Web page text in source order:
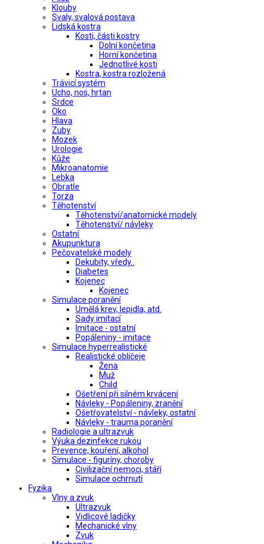
Klouby
Svaly, svalová postava
Lidská kostra
Kosti, části kostry
Dolní končetina
Horní končetina
Jednotlivé kosti
Kostra, kostra rozložená
Trávicí systém
Ucho, nos, hrtan
Srdce
Oko
Hlava
Zuby
Mozek
Urologie
Kůže
Mikroanatomie
Lebka
Obratle
Torza
Těhotenství
Těhotenství/anatomické modely
Těhotenství/ návleky
Ostatní
Akupunktura
Pečovatelské modely
Dekubity, vředy..
Diabetes
Kojenec
Kojenec
Simulace poranění
Umělá krev, lepidla, atd.
Sady imitací
Imitace - ostatní
Popáleniny - imitace
Simulace hyperrealistické
Realistické obličeje
Žena
Muž
Child
Ošetření při silném krvácení
Návleky - Popáleniny, zranění
Ošetřovatelství - návleky, ostatní
Návleky - trauma poranění
Radiologie a ultrazvuk
Výuka dezinfekce rukou
Prevence, kouření, alkohol
Simulace - figuríny, choroby
Civilizační nemoci, stáří
Simulace ochrnutí
Fyzika
Vlny a zvuk
Ultrazvuk
Vidlicové ladičky
Mechanické vlny
Zvuk